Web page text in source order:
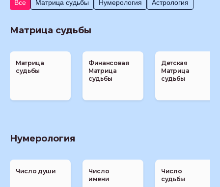
Все Матрица судьбы Нумерология Астрология
Матрица судьбы
Матрица
судьбы
Финансовая
Матрица
судьбы
Детская
Матрица
судьбы
Нумерология
Число души
Число
имени
Число
судьбы